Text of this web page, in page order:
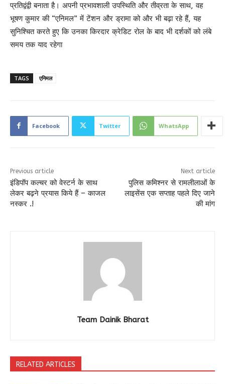
प्रतिद्वंद्वी बनाता है। अपनी प्रभावशाली उपस्थिति और तीव्रता के साथ, वह
भूषण कुमार की “एनिमल” में टेंशन और ड्रामा को और भी बढ़ा रहे हैं, यह
सुनिश्चित करते हुए कि उनका किरदार क्रेडिट रोल के बाद भी दर्शकों को लंबे
समय तक याद रहेगा
TAGS एनिमल
Facebook Twitter WhatsApp
Previous article
इंडिपॉप कल्चर को वेस्टर्न के साथ
लेकर बढ़ने प्रयास किये हैं – काजल
नस्कर .!
Next article
पुलिस कमिश्नर से रामलीलाओं के
लाइसेंस एक सप्ताह पहले दिए जाने
की मांग
Team Dainik Bharat
RELATED ARTICLES